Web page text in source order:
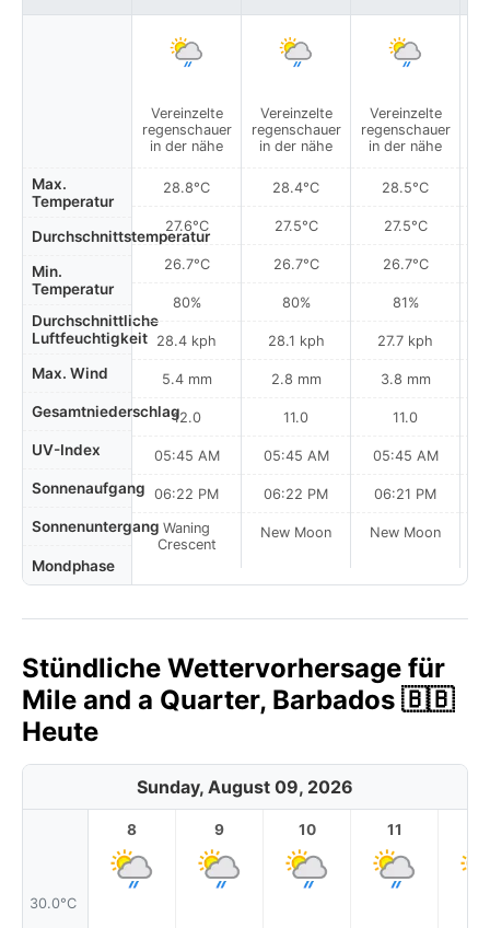
Max.
Temperatur
Durchschnittstemperatur
Min.
Temperatur
Durchschnittliche
Luftfeuchtigkeit
Max. Wind
Gesamtniederschlag
UV-Index
Sonnenaufgang
Sonnenuntergang
Mondphase
Vereinzelte
regenschauer
in der nähe
28.8°C
27.6°C
26.7°C
80%
28.4 kph
5.4 mm
12.0
05:45 AM
06:22 PM
Waning
Crescent
Vereinzelte
regenschauer
in der nähe
28.4°C
27.5°C
26.7°C
80%
28.1 kph
2.8 mm
11.0
05:45 AM
06:22 PM
New Moon
Vereinzelte
regenschauer
in der nähe
28.5°C
27.5°C
26.7°C
81%
27.7 kph
3.8 mm
11.0
05:45 AM
06:21 PM
New Moon
Stündliche Wettervorhersage für
Mile and a Quarter, Barbados 🇧🇧
Heute
Sunday, August 09, 2026
30.0°C
8 9 10 11